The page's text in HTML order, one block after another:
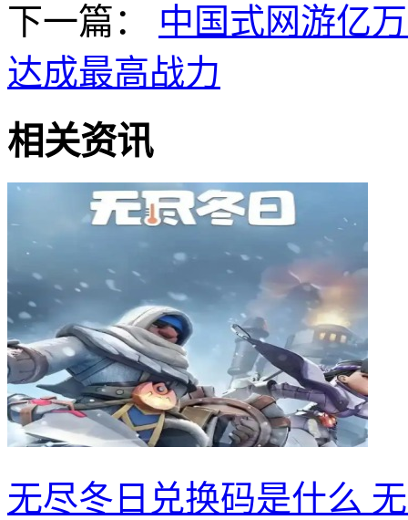
下一篇：
中国式网游亿
达成最高战力
相关资讯
无尽冬日兑换码是什么